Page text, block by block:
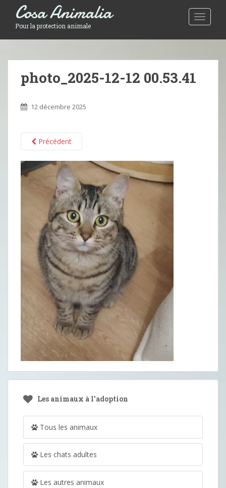
Toggle
Cosa Animalia
Pour la protection animale
photo_2025-12-12 00.53.41
12 décembre 2025
Précédent
Les animaux à l’adoption
Tous les animaux
Les chats adultes
Les autres animaux